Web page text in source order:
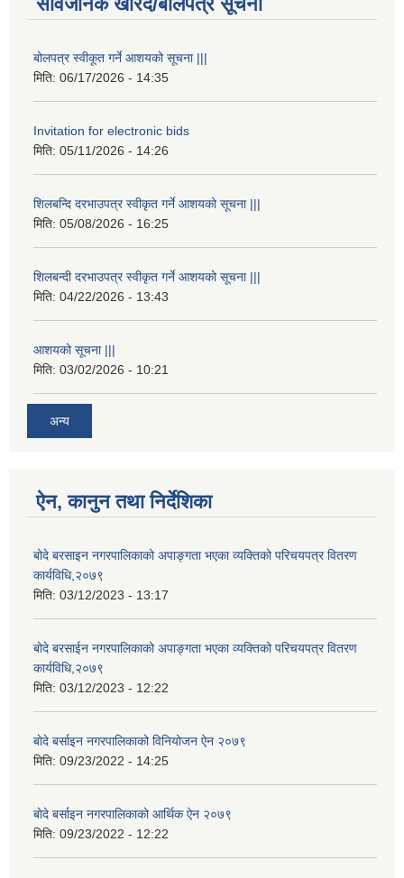
बोलपत्र स्वीकूत गर्ने आशयको सूचना |||
मिति: 06/17/2026 - 14:35
Invitation for electronic bids
मिति: 05/11/2026 - 14:26
शिलबन्दि दरभाउपत्र स्वीकृत गर्ने आशयको सूचना |||
मिति: 05/08/2026 - 16:25
शिलबन्दी दरभाउपत्र स्वीकृत गर्ने आशयको सूचना |||
मिति: 04/22/2026 - 13:43
आशयको सूचना |||
मिति: 03/02/2026 - 10:21
अन्य
ऐन, कानुन तथा निर्देशिका
बोदे बरसाइन नगरपालिकाको अपाङ्गता भएका व्यक्तिको परिचयपत्र वितरण
कार्यविधि,२०७९
मिति: 03/12/2023 - 13:17
बोदे बरसाईन नगरपालिकाको अपाङ्गता भएका व्यक्तिको परिचयपत्र वितरण
कार्यविधि,२०७९
मिति: 03/12/2023 - 12:22
बाेदे बर्साइन नगरपालिकाको विनियोजन ऐन २०७९
मिति: 09/23/2022 - 14:25
बाेदे बर्साइन नगरपालिकाको आर्थिक ऐन २०७९
मिति: 09/23/2022 - 12:22